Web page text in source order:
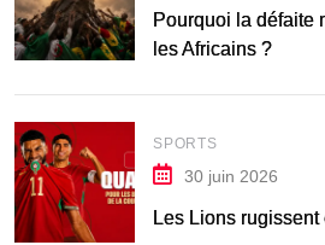
Pourquoi la défaite
les Africains ?
SPORTS
30 juin 2026
Les Lions rugissent